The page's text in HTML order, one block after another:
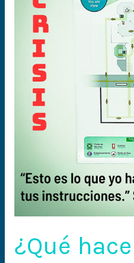
¿Qué
crisis?